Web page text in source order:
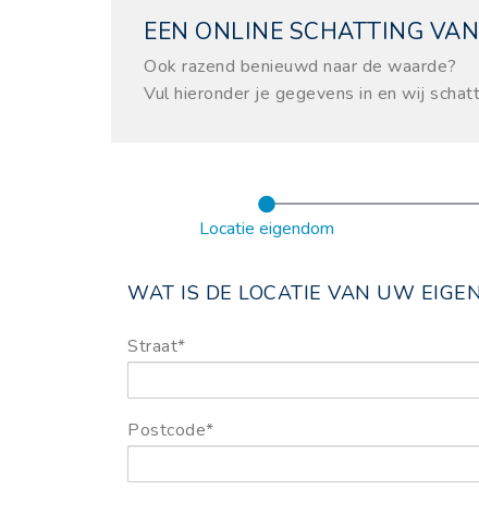
EEN ONLINE SCHATTING
Ook razend benieuwd naar de waarde?
Vul hieronder je gegevens in en wij
Locatie eigendom
WAT IS DE LOCATIE VAN UW
Straat*
Postcode*